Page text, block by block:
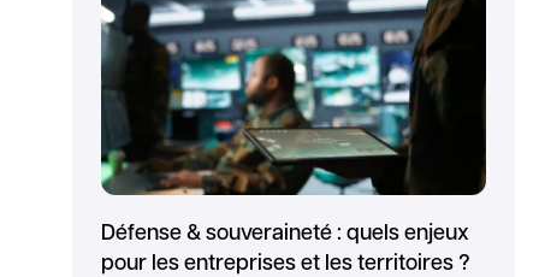
Défense & souveraineté : quels enjeux
pour les entreprises et les territoires ?